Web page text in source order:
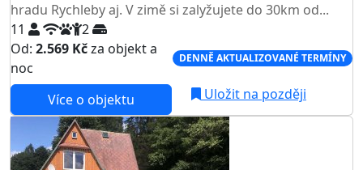
hradu Rychleby aj. V zimě si zalyžujete do 30km od...
11
2
Od: 2.569 Kčza objekt a
noc
DENNĚ AKTUALIZOVANÉ TERMÍNY
Více o objektu Uložit na později